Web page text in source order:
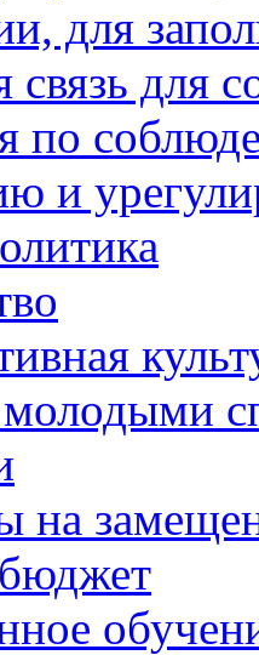
для
связь для
по
и
молодыми
на